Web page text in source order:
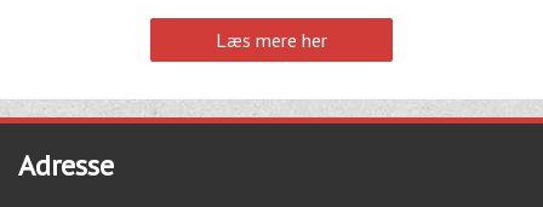
Læs mere her
Adresse